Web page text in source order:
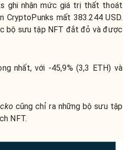
ghi nhận mức giá trị thất thoát
CryptoPunks mất 383.244 USD.
bộ sưu tập NFT đắt đỏ và được
nhất, với -45,9% (3,3 ETH) và
cũng chỉ ra những bộ sưu tập
NFT.